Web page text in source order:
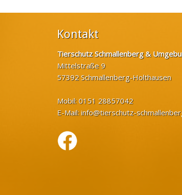
Kontakt
Tierschutz Schmallenberg &
Mittelstraße 9
57392 Schmallenberg-Holthausen
Mobil: 0151 28857042
E-Mail: info@tierschutz-